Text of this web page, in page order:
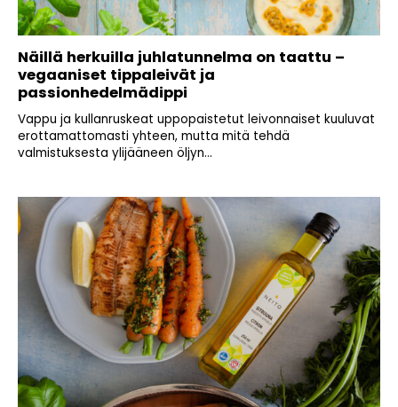
Näillä herkuilla juhlatunnelma on taattu –
vegaaniset tippaleivät ja
passionhedelmädippi
Vappu ja kullanruskeat uppopaistetut leivonnaiset kuuluvat
erottamattomasti yhteen, mutta mitä tehdä
valmistuksesta ylijääneen öljyn...